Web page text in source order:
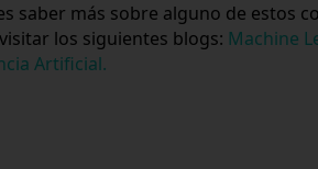
saber más sobre alguno de estos
los siguientes blogs: Machine
Artificial.